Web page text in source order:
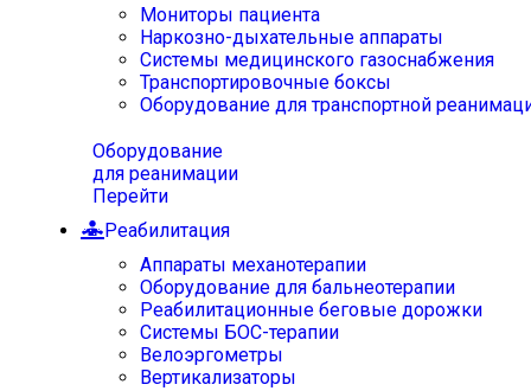
Мониторы пациента
Наркозно-дыхательные аппараты
Системы медицинского газоснабжения
Транспортировочные боксы
Оборудование для транспортной
Оборудование
для реанимации
Перейти
Реабилитация
Аппараты механотерапии
Оборудование для бальнеотерапии
Реабилитационные беговые дорожки
Системы БОС-терапии
Велоэргометры
Вертикализаторы